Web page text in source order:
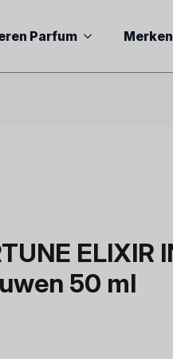
Parfum Merken
ELIXIR
50 ml